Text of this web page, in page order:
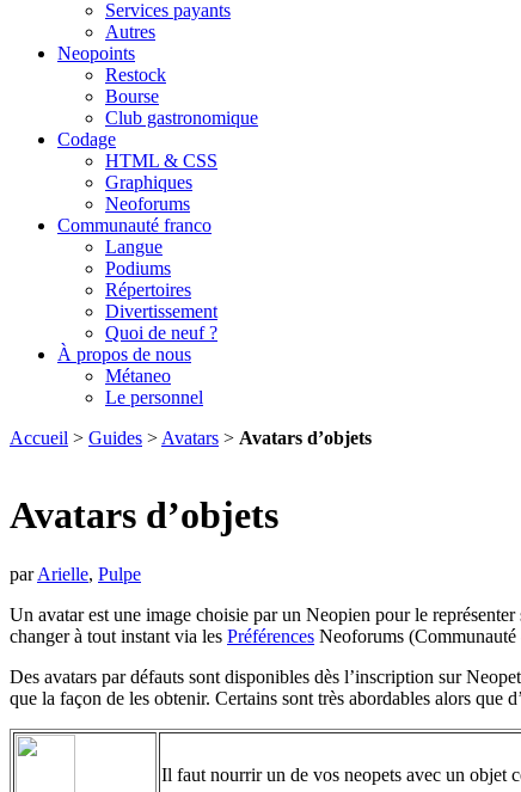
Services payants
Autres
Neopoints
Restock
Bourse
Club gastronomique
Codage
HTML & CSS
Graphiques
Neoforums
Communauté franco
Langue
Podiums
Répertoires
Divertissement
Quoi de neuf ?
À propos de nous
Métaneo
Le personnel
Accueil > Guides > Avatars > Avatars d’objets
Avatars d’objets
parArielle, Pulpe
Un avatar est une image choisie par un Neopien pour le
changer à tout instant via les Préférences Neoforums
Des avatars par défauts sont disponibles dès l’inscription sur
que la façon de les obtenir. Certains sont très abordables alors que
Il faut nourrir un de vos neopets avec un objet